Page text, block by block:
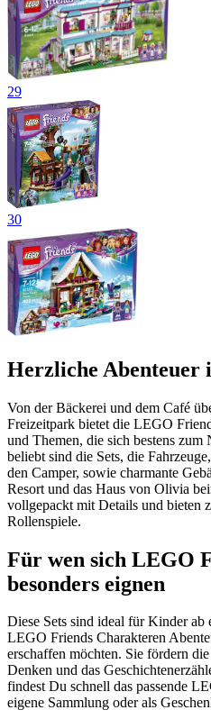
29
30
Herzliche
Von der Bäckerei und dem Café
Freizeitpark bietet die LEGO
und Themen, die sich bestens zum
beliebt sind die Sets, die
den Camper, sowie charmante
Resort und das Haus von Olivia
vollgepackt mit Details und bieten
Rollenspiele.
Für wen sich LEGO
besonders eignen
Diese Sets sind ideal für Kinder ab
LEGO Friends Charakteren
erschaffen möchten. Sie fördern
Denken und das
findest Du schnell das passende
eigene Sammlung oder als